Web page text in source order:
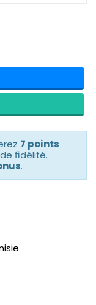
7 points
fidélité.
.